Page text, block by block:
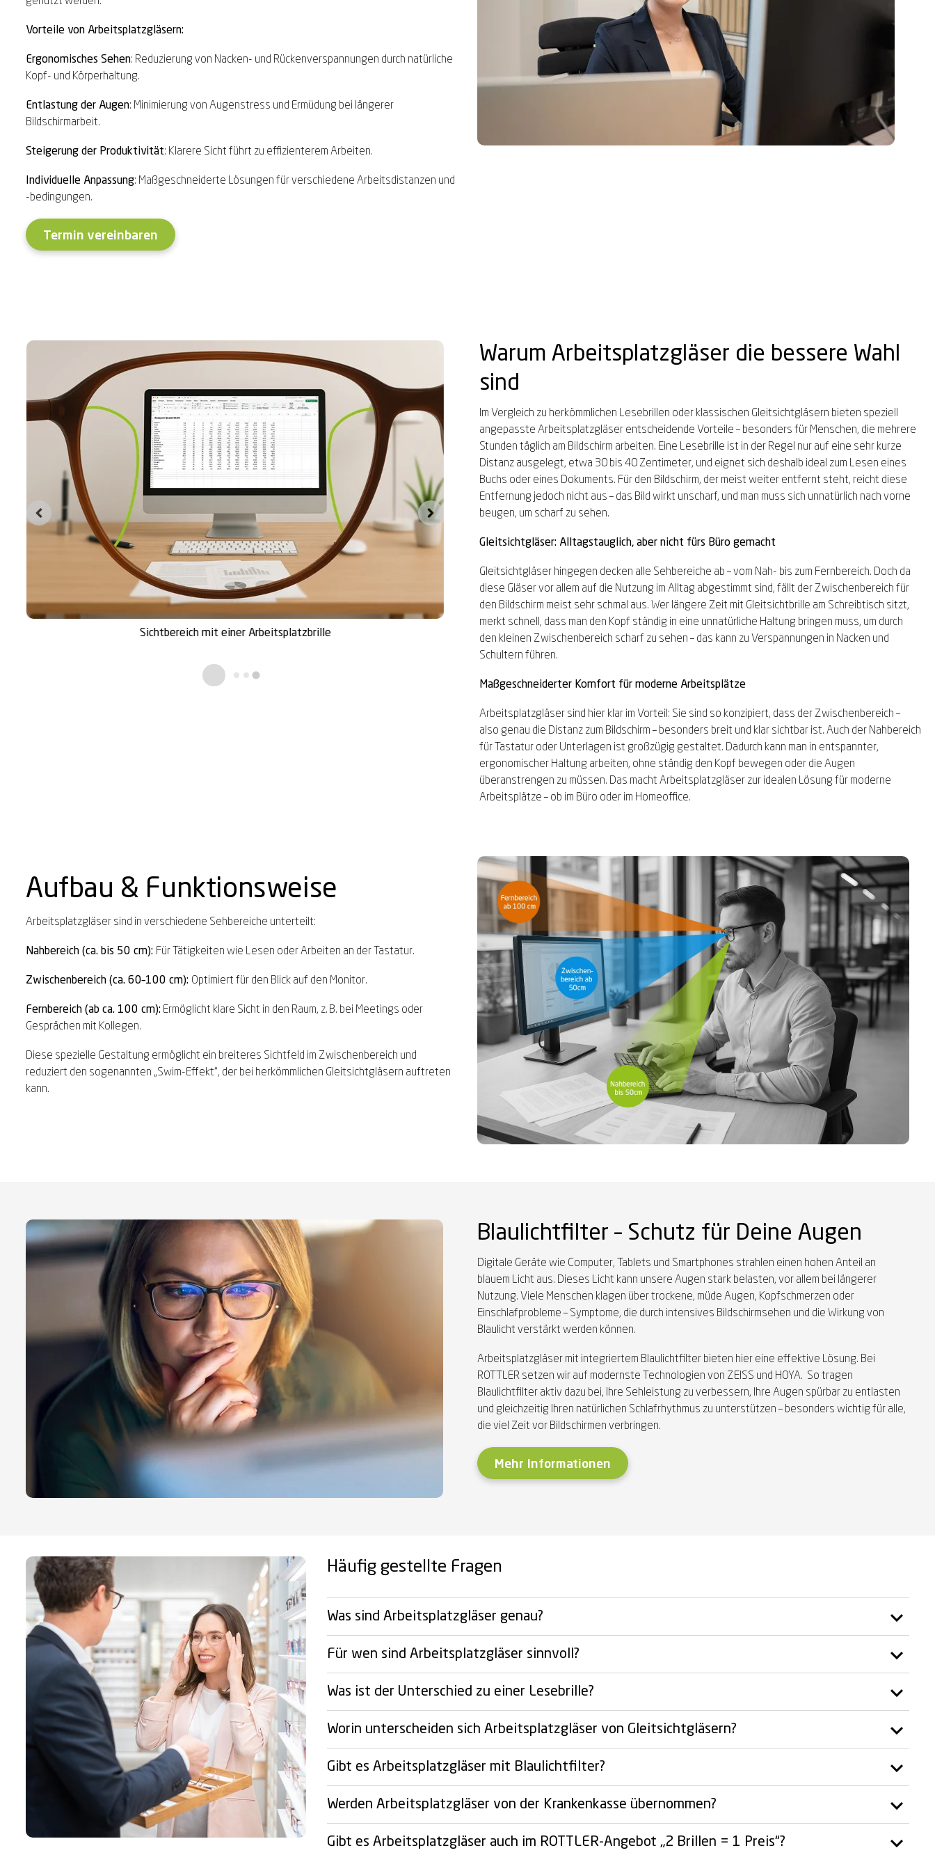
Vorteile von Arbeitsplatzgläsern:
Ergonomisches Sehen: Reduzierung von Nacken- und Rückenverspannungen durch natürliche
Kopf- und Körperhaltung.
Entlastung der Augen: Minimierung von Augenstress und Ermüdung bei längerer
Bildschirmarbeit.
Steigerung der Produktivität: Klarere Sicht führt zu effizienterem Arbeiten.
Individuelle Anpassung: Maßgeschneiderte Lösungen für verschiedene Arbeitsdistanzen und
-bedingungen.
Termin vereinbaren
Sichtbereich mit einer Arbeitsplatzbrille
Warum Arbeitsplatzgläser die bessere Wahl
sind
Im Vergleich zu herkömmlichen Lesebrillen oder klassischen Gleitsichtgläsern bieten speziell
angepasste Arbeitsplatzgläser entscheidende Vorteile – besonders für Menschen, die mehrere
Stunden täglich am Bildschirm arbeiten. Eine Lesebrille ist in der Regel nur auf eine sehr kurze
Distanz ausgelegt, etwa 30 bis 40 Zentimeter, und eignet sich deshalb ideal zum Lesen eines
Buchs oder eines Dokuments. Für den Bildschirm, der meist weiter entfernt steht, reicht diese
Entfernung jedoch nicht aus – das Bild wirkt unscharf, und man muss sich unnatürlich nach vorne
beugen, um scharf zu sehen.
Gleitsichtgläser: Alltagstauglich, aber nicht fürs Büro gemacht
Gleitsichtgläser hingegen decken alle Sehbereiche ab – vom Nah- bis zum Fernbereich. Doch da
diese Gläser vor allem auf die Nutzung im Alltag abgestimmt sind, fällt der Zwischenbereich für
den Bildschirm meist sehr schmal aus. Wer längere Zeit mit Gleitsichtbrille am Schreibtisch sitzt,
merkt schnell, dass man den Kopf ständig in eine unnatürliche Haltung bringen muss, um durch
den kleinen Zwischenbereich scharf zu sehen – das kann zu Verspannungen in Nacken und
Schultern führen.
Maßgeschneiderter Komfort für moderne Arbeitsplätze
Arbeitsplatzgläser sind hier klar im Vorteil: Sie sind so konzipiert, dass der Zwischenbereich –
also genau die Distanz zum Bildschirm – besonders breit und klar sichtbar ist. Auch der Nahbereich
für Tastatur oder Unterlagen ist großzügig gestaltet. Dadurch kann man in entspannter,
ergonomischer Haltung arbeiten, ohne ständig den Kopf bewegen oder die Augen
überanstrengen zu müssen. Das macht Arbeitsplatzgläser zur idealen Lösung für moderne
Arbeitsplätze – ob im Büro oder im Homeoffice.
Aufbau & Funktionsweise
Arbeitsplatzgläser sind in verschiedene Sehbereiche unterteilt:
Nahbereich (ca. bis 50 cm): Für Tätigkeiten wie Lesen oder Arbeiten an der Tastatur.
Zwischenbereich (ca. 60–100 cm): Optimiert für den Blick auf den Monitor.
Fernbereich (ab ca. 100 cm): Ermöglicht klare Sicht in den Raum, z. B. bei Meetings oder
Gesprächen mit Kollegen.
Diese spezielle Gestaltung ermöglicht ein breiteres Sichtfeld im Zwischenbereich und
reduziert den sogenannten „Swim-Effekt“, der bei herkömmlichen Gleitsichtgläsern auftreten
kann.
Blaulichtfilter – Schutz für Deine Augen
Digitale Geräte wie Computer, Tablets und Smartphones strahlen einen hohen Anteil an
blauem Licht aus. Dieses Licht kann unsere Augen stark belasten, vor allem bei längerer
Nutzung. Viele Menschen klagen über trockene, müde Augen, Kopfschmerzen oder
Einschlafprobleme – Symptome, die durch intensives Bildschirmsehen und die Wirkung von
Blaulicht verstärkt werden können.
Arbeitsplatzgläser mit integriertem Blaulichtfilter bieten hier eine effektive Lösung. Bei
ROTTLER setzen wir auf modernste Technologien von ZEISS und HOYA. So tragen
Blaulichtfilter aktiv dazu bei, Ihre Sehleistung zu verbessern, Ihre Augen spürbar zu entlasten
und gleichzeitig Ihren natürlichen Schlafrhythmus zu unterstützen – besonders wichtig für alle,
die viel Zeit vor Bildschirmen verbringen.
Mehr Informationen
Häufig gestellte Fragen
Was sind Arbeitsplatzgläser genau?
Für wen sind Arbeitsplatzgläser sinnvoll?
Was ist der Unterschied zu einer Lesebrille?
Worin unterscheiden sich Arbeitsplatzgläser von Gleitsichtgläsern?
Gibt es Arbeitsplatzgläser mit Blaulichtfilter?
Werden Arbeitsplatzgläser von der Krankenkasse übernommen?
Gibt es Arbeitsplatzgläser auch im ROTTLER-Angebot „2 Brillen = 1 Preis“?